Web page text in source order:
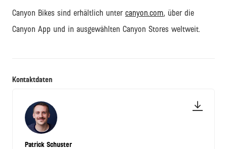
Canyon Bikes sind erhältlich unter canyon.com, über die
Canyon App und in ausgewählten Canyon Stores weltweit.
Kontaktdaten
Patrick Schuster